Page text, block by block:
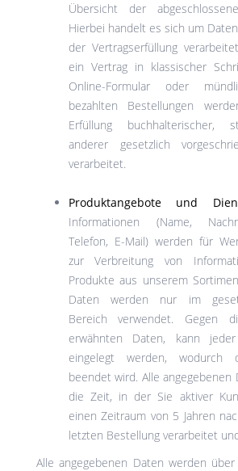
Übersicht der
Hierbei handelt es sich um
der Vertragserfüllung
ein Vertrag in klassischer
Online-Formular oder
bezahlten Bestellungen
Erfüllung buchhalterischer,
anderer gesetzlich
verarbeitet.
Produktangebote und
Informationen (Name,
Telefon, E-Mail) werden für
zur Verbreitung von
Produkte aus unserem
Daten werden nur im
Bereich verwendet. Gegen
erwähnten Daten, kann
eingelegt werden, wodurch
beendet wird. Alle
die Zeit, in der Sie aktiver
einen Zeitraum von 5 Jahren
letzten Bestellung verarbeitet
Alle angegebenen Daten werden